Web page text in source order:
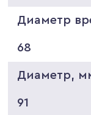
Диаметр
68
Диаметр,
91